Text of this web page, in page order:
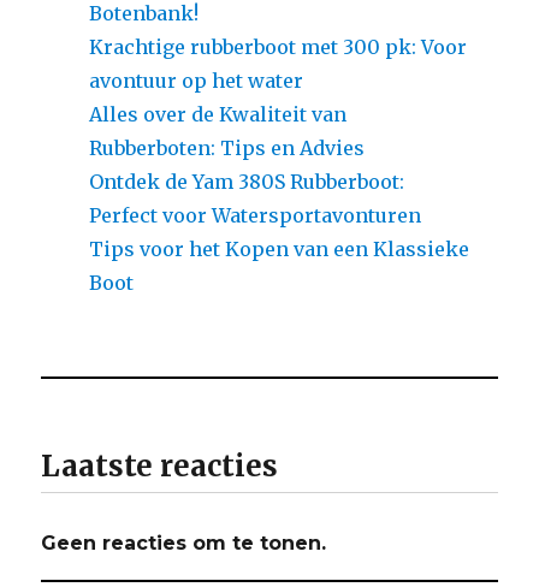
Botenbank!
Krachtige rubberboot met 300 pk: Voor
avontuur op het water
Alles over de Kwaliteit van
Rubberboten: Tips en Advies
Ontdek de Yam 380S Rubberboot:
Perfect voor Watersportavonturen
Tips voor het Kopen van een Klassieke
Boot
Laatste reacties
Geen reacties om te tonen.